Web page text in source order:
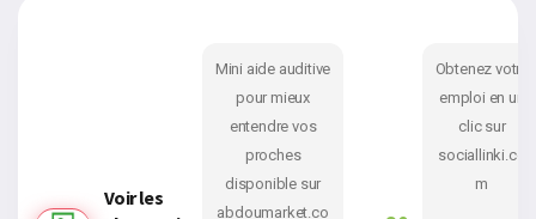
Voir les
Mini aide auditive
pour mieux
entendre vos
proches
disponible sur
abdoumarket.co
Obtenez votre
emploi en un
clic sur
sociallinki.co
m